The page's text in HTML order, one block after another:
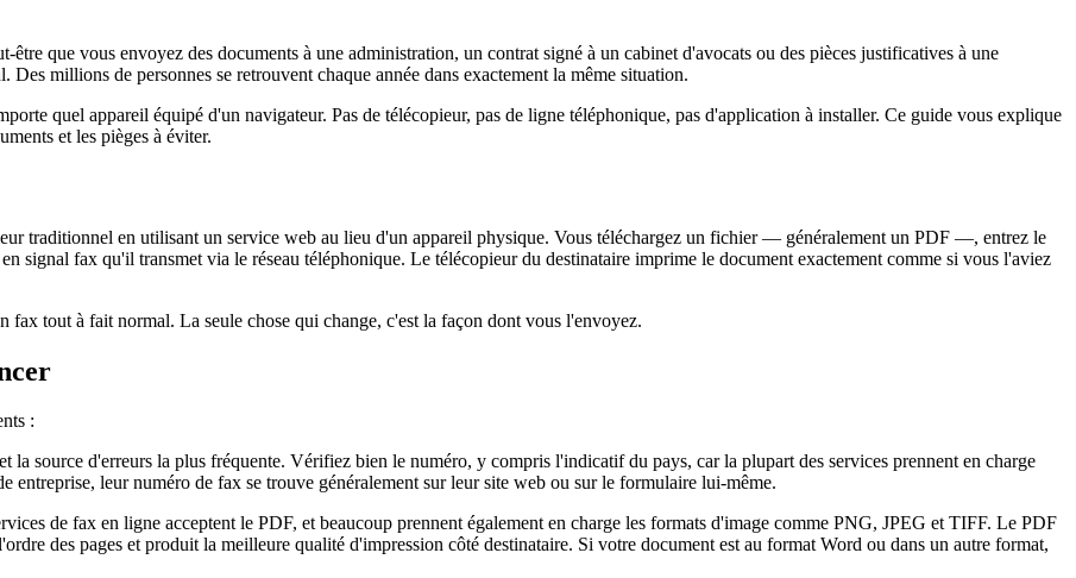
que vous envoyez des documents à une administration, un contrat signé à un cabinet d'avocats ou des pièces justificatives à une
millions de personnes se retrouvent chaque année dans exactement la même situation.
quel appareil équipé d'un navigateur. Pas de télécopieur, pas de ligne téléphonique, pas d'application à installer. Ce guide vous explique
et les pièges à éviter.
traditionnel en utilisant un service web au lieu d'un appareil physique. Vous téléchargez un fichier — généralement un PDF —, entrez le
signal fax qu'il transmet via le réseau téléphonique. Le télécopieur du destinataire imprime le document exactement comme si vous l'aviez
tout à fait normal. La seule chose qui change, c'est la façon dont vous l'envoyez.
:
la source d'erreurs la plus fréquente. Vérifiez bien le numéro, y compris l'indicatif du pays, car la plupart des services prennent en charge
leur numéro de fax se trouve généralement sur leur site web ou sur le formulaire lui-même.
de fax en ligne acceptent le PDF, et beaucoup prennent également en charge les formats d'image comme PNG, JPEG et TIFF. Le PDF
des pages et produit la meilleure qualité d'impression côté destinataire. Si votre document est au format Word ou dans un autre format,